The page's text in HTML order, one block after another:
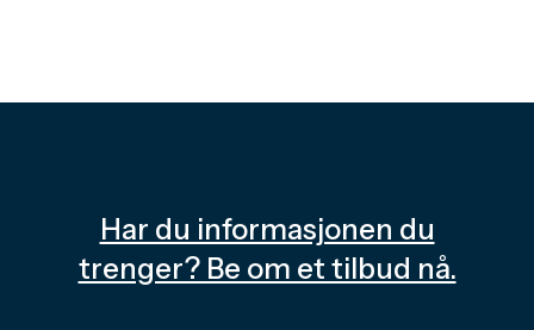
Har du informasjonen du
trenger? Be om et tilbud nå.